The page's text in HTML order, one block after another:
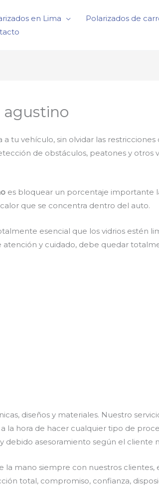
en Lima
Polarizados de
agustino
tu vehículo, sin olvidar las
de obstáculos, peatones y otros
es bloquear un porcentaje importante
que se concentra dentro del auto.
esencial que los vidrios estén
y cuidado, debe quedar
diseños y materiales. Nuestro
la hora de hacer cualquier tipo de
asesoramiento según el cliente
la mano siempre con nuestros
total, compromiso, confianza,